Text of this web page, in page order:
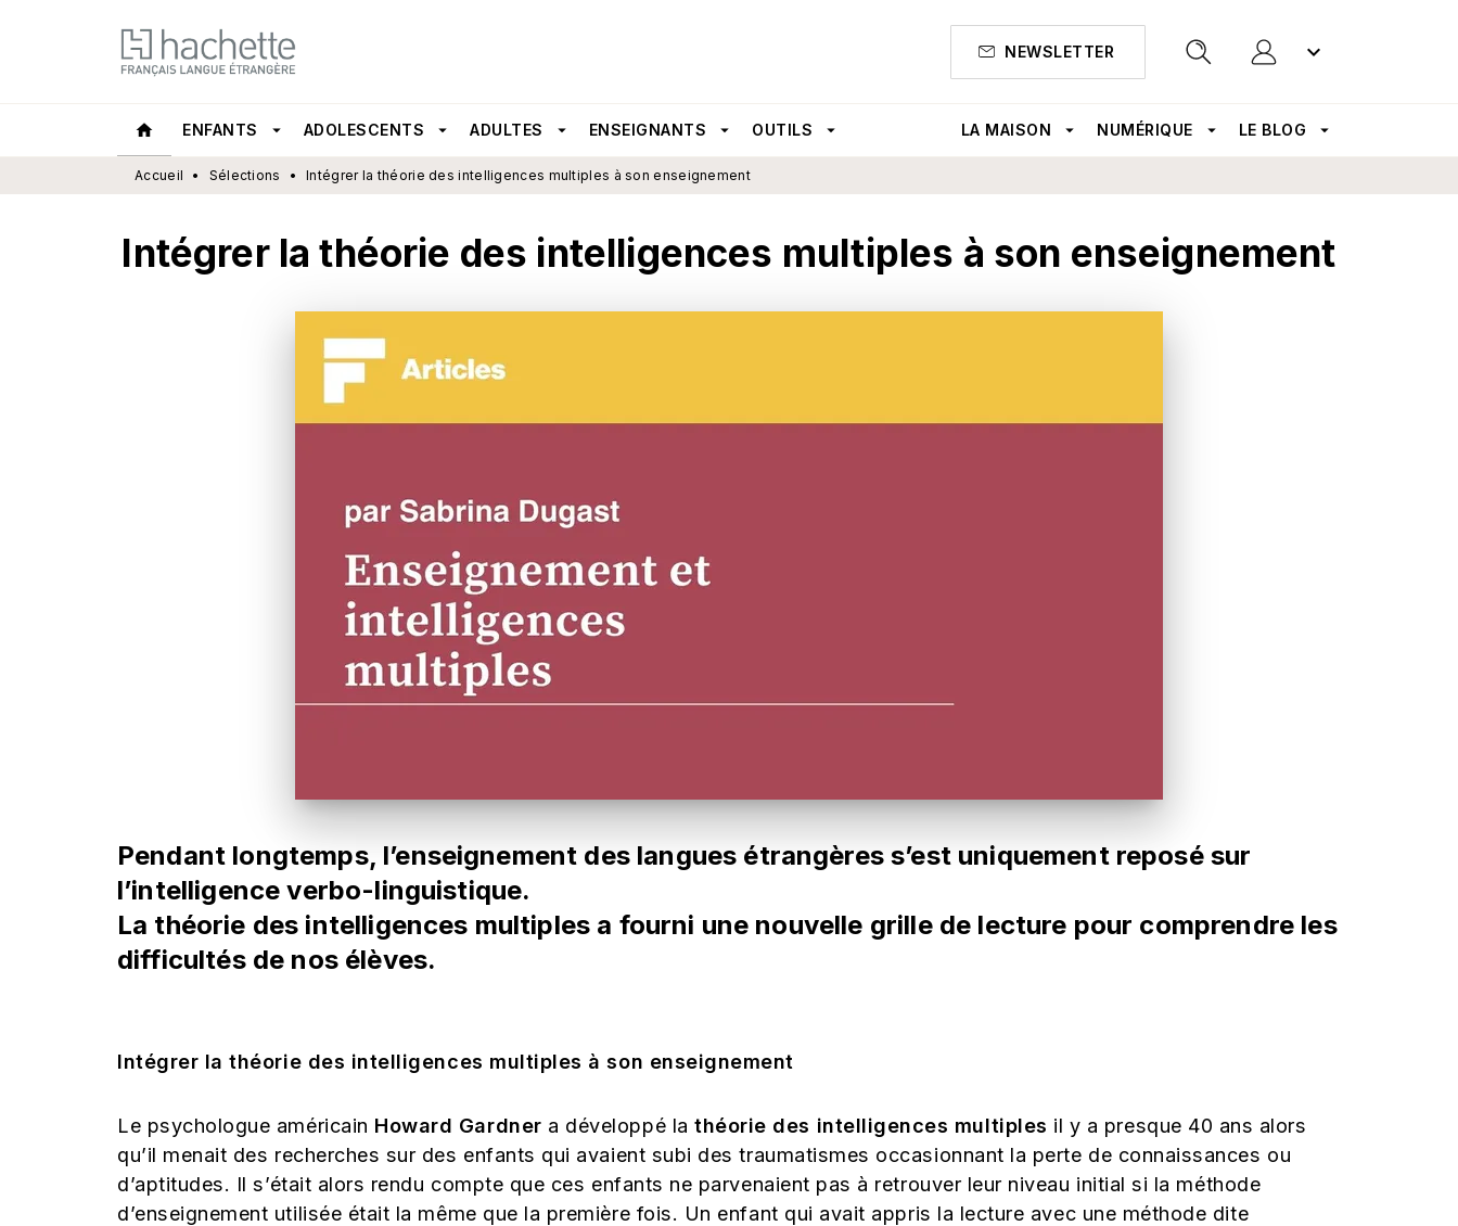
MENU RECHERCHE
NEWSLETTER keyboard_arrow_down
home ENFANTS arrow_drop_down ADOLESCENTS arrow_drop_down ADULTES arrow_drop_down ENSEIGNANTS arrow_drop_down OUTILS arrow_drop_down LA MAISON arrow_drop_down NUMÉRIQUE arrow_drop_down LE BLOG arrow_drop_down
Accueil • Sélections • Intégrer la théorie des intelligences multiples à son enseignement
Intégrer la théorie des intelligences multiples à son enseignement
Pendant longtemps, l’enseignement des langues étrangères s’est uniquement reposé sur
l’intelligence verbo-linguistique.
La théorie des intelligences multiples a fourni une nouvelle grille de lecture pour comprendre les
difficultés de nos élèves.
Intégrer la théorie des intelligences multiples à son enseignement
Le psychologue américain Howard Gardner a développé lathéorie des intelligences multiples il y a presque 40 ans alors
qu’il menait des recherches sur des enfants qui avaient subi des traumatismes occasionnant la perte de connaissances ou
d’aptitudes. Il s’était alors rendu compte que ces enfants ne parvenaient pas à retrouver leur niveau initial si la méthode
d’enseignement utilisée était la même que la première fois. Un enfant qui avait appris la lecture avec une méthode dite